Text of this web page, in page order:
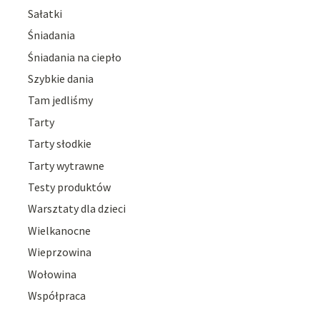
Sałatki
Śniadania
Śniadania na ciepło
Szybkie dania
Tam jedliśmy
Tarty
Tarty słodkie
Tarty wytrawne
Testy produktów
Warsztaty dla dzieci
Wielkanocne
Wieprzowina
Wołowina
Współpraca